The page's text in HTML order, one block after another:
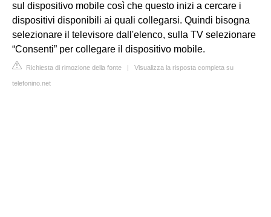
sul dispositivo mobile così che questo inizi a cercare i
dispositivi disponibili ai quali collegarsi. Quindi bisogna
selezionare il televisore dall'elenco, sulla TV selezionare
“Consenti” per collegare il dispositivo mobile.
Richiesta di rimozione della fonte | Visualizza la risposta completa su
telefonino.net